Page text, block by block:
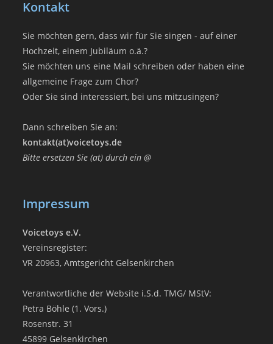
Kontakt
Sie möchten gern, dass wir für Sie singen - auf einer
Hochzeit, einem Jubiläum o.ä.?
Sie möchten uns eine Mail schreiben oder haben eine
allgemeine Frage zum Chor?
Oder Sie sind interessiert, bei uns mitzusingen?
Dann schreiben Sie an:
kontakt(at)voicetoys.de
Bitte ersetzen Sie (at) durch ein @
Impressum
Voicetoys e.V.
Vereinsregister:
VR 20963, Amtsgericht Gelsenkirchen
Verantwortliche der Website i.S.d. TMG/ MStV:
Petra Böhle (1. Vors.)
Rosenstr. 31
45899 Gelsenkirchen